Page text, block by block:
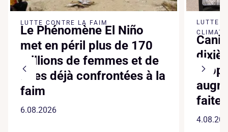
LUTTE CONTRE LA FAIM
Le Phénomène El Niño
met en péril plus de 170
millions de femmes et de
filles déjà confrontées à la
faim
6.08.2026
LUTTE